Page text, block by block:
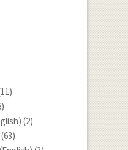
(2)
(63)